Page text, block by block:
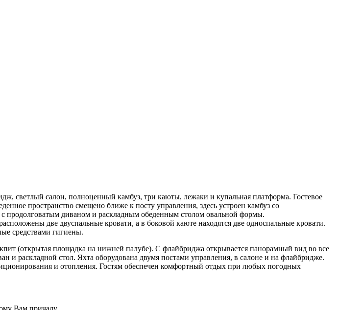
светлый салон, полноценный камбуз, три каюты, лежаки и купальная платформа. Гостевое
пространство смещено ближе к посту управления, здесь устроен камбуз со
диваном и раскладным обеденным столом овальной формы.
две двуспальные кровати, а в боковой каюте находятся две односпальные кровати.
средствами гигиены.
(открытая площадка на нижней палубе). С флайбриджа открывается панорамный вид во все
и раскладной стол. Яхта оборудована двумя постами управления, в салоне и на флайбридже.
и отопления. Гостям обеспечен комфортный отдых при любых погодных
Вам причалу.